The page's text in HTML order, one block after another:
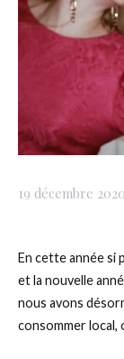
19 décembre 2020
En cette année si
et la nouvelle
nous avons
consommer local,